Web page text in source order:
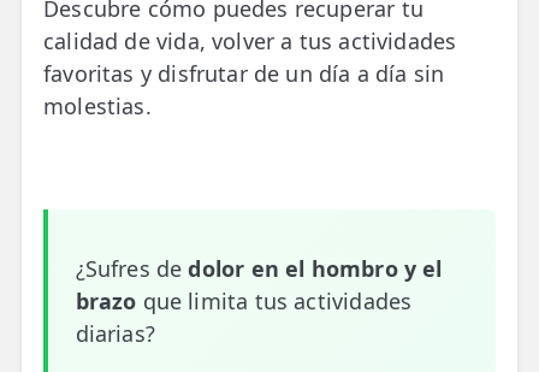
📍 Chamberí - Centro
📍 Barrio Salamanca
📍 Carabanchel - Usera
📍 Getafe
TIENDA
🛍️ Tienda Bonos
Descubre cómo puedes recuperar tu
calidad de vida, volver a tus actividades
favoritas y disfrutar de un día a día sin
molestias.
¿Sufres dedolor en el hombro y el
brazo que limita tus actividades
diarias?